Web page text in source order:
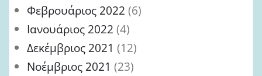
Φεβρουάριος 2022 (6)
Ιανουάριος 2022 (4)
Δεκέμβριος 2021 (12)
Νοέμβριος 2021 (23)